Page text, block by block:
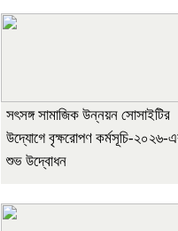
সৎসঙ্গ সামাজিক উন্নয়ন সোসাইটির
উদ্যোগে বৃক্ষরোপণ কর্মসূচি-২০২৬-
শুভ উদ্বোধন